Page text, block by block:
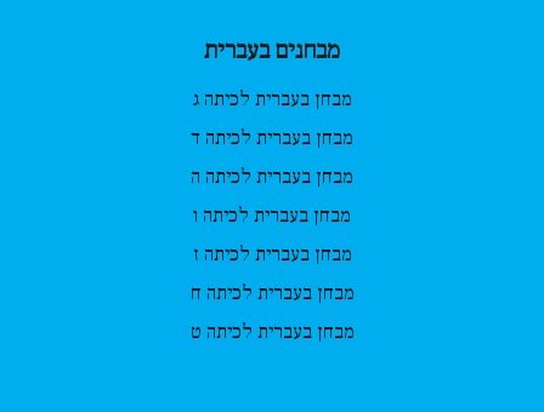
מבחנים בעברית
מבחן בעברית לכיתה ג
מבחן בעברית לכיתה ד
מבחן בעברית לכיתה ה
מבחן בעברית לכיתה ו
מבחן בעברית לכיתה ז
מבחן בעברית לכיתה ח
מבחן בעברית לכיתה ט